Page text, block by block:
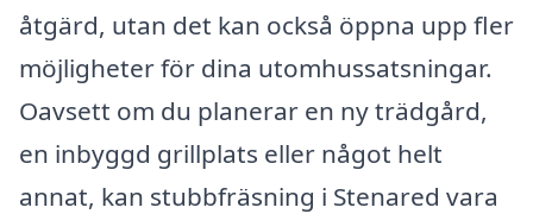
åtgärd, utan det kan också öppna upp fler
möjligheter för dina utomhussatsningar.
Oavsett om du planerar en ny trädgård,
en inbyggd grillplats eller något helt
annat, kan stubbfräsning i Stenared vara